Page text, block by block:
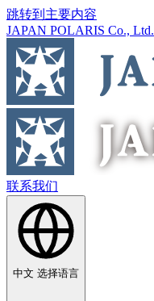
跳转到主要内容
JAPAN POLARIS Co., Ltd.
联系我们
中文 选择语言